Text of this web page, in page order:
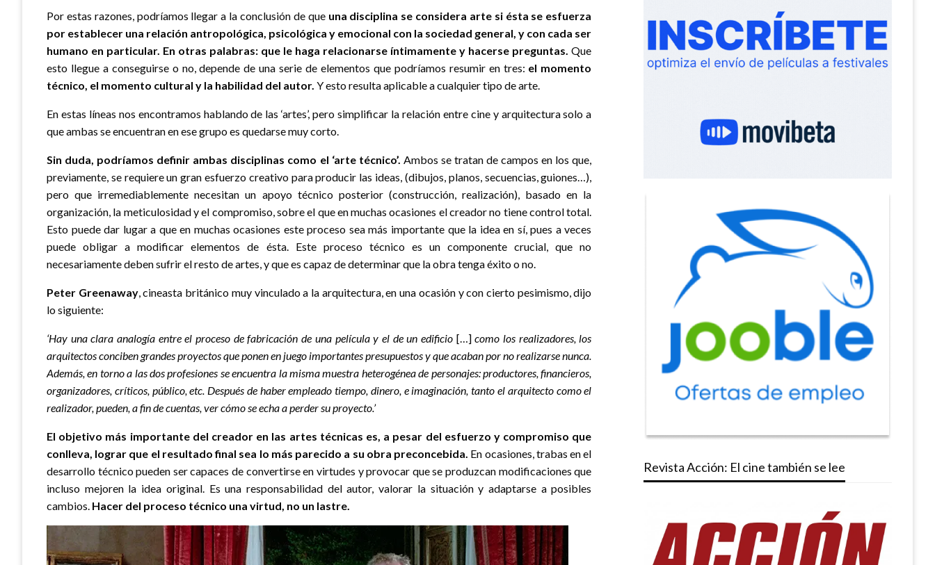
Por estas razones, podríamos llegar a la conclusión de que una disciplina se considera arte si ésta se esfuerza
por establecer una relación antropológica, psicológica y emocional con la sociedad general, y con cada ser
humano en particular. En otras palabras: que le haga relacionarse íntimamente y hacerse preguntas. Que
esto llegue a conseguirse o no, depende de una serie de elementos que podríamos resumir en tres: el momento
técnico, el momento cultural y la habilidad del autor. Y esto resulta aplicable a cualquier tipo de arte.
En estas líneas nos encontramos hablando de las ‘artes’, pero simplificar la relación entre cine y arquitectura solo a
que ambas se encuentran en ese grupo es quedarse muy corto.
Sin duda, podríamos definir ambas disciplinas como el ‘arte técnico’. Ambos se tratan de campos en los que,
previamente, se requiere un gran esfuerzo creativo para producir las ideas, (dibujos, planos, secuencias, guiones…),
pero que irremediablemente necesitan un apoyo técnico posterior (construcción, realización), basado en la
organización, la meticulosidad y el compromiso, sobre el que en muchas ocasiones el creador no tiene control total.
Esto puede dar lugar a que en muchas ocasiones este proceso sea más importante que la idea en sí, pues a veces
puede obligar a modificar elementos de ésta. Este proceso técnico es un componente crucial, que no
necesariamente deben sufrir el resto de artes, y que es capaz de determinar que la obra tenga éxito o no.
Peter Greenaway, cineasta británico muy vinculado a la arquitectura, en una ocasión y con cierto pesimismo, dijo
lo siguiente:
‘Hay una clara analogía entre el proceso de fabricación de una película y el de un edificio […]como los realizadores, los
arquitectos conciben grandes proyectos que ponen en juego importantes presupuestos y que acaban por no realizarse nunca.
Además, en torno a las dos profesiones se encuentra la misma muestra heterogénea de personajes: productores, financieros,
organizadores, críticos, público, etc. Después de haber empleado tiempo, dinero, e imaginación, tanto el arquitecto como el
realizador, pueden, a fin de cuentas, ver cómo se echa a perder su proyecto.’
El objetivo más importante del creador en las artes técnicas es, a pesar del esfuerzo y compromiso que
conlleva, lograr que el resultado final sea lo más parecido a su obra preconcebida. En ocasiones, trabas en el
desarrollo técnico pueden ser capaces de convertirse en virtudes y provocar que se produzcan modificaciones que
incluso mejoren la idea original. Es una responsabilidad del autor, valorar la situación y adaptarse a posibles
cambios. Hacer del proceso técnico una virtud, no un lastre.
Revista Acción: El cine también se lee